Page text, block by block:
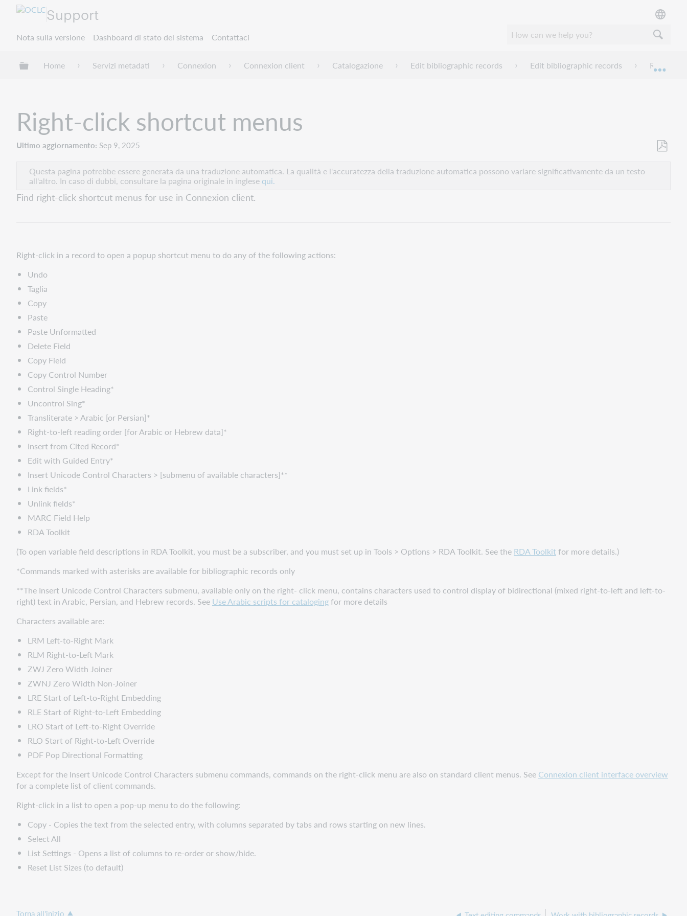
Support
Nota sulla versione Dashboard di stato del sistema Contattaci
Espandi/comprimi la gerarchia globale
Home Servizi metadati Connexion Connexion client Catalogazione Edit bibliographic records Edit bibliographic records Right-
Right-click shortcut menus
Ultimo aggiornamento Sep 9, 2025
Questa pagina potrebbe essere generata da una traduzione automatica. La qualità e l'accuratezza della traduzione automatica possono variare significativamente da un testo
all'altro. In caso di dubbi, consultare la pagina originale in inglese qui.
Find right-click shortcut menus for use in Connexion client.
Right-click in a record to open a popup shortcut menu to do any of the following actions:
Undo
Taglia
Copy
Paste
Paste Unformatted
Delete Field
Copy Field
Copy Control Number
Control Single Heading*
Uncontrol Sing*
Transliterate > Arabic [or Persian]*
Right-to-left reading order [for Arabic or Hebrew data]*
Insert from Cited Record*
Edit with Guided Entry*
Insert Unicode Control Characters > [submenu of available characters]**
Link fields*
Unlink fields*
MARC Field Help
RDA Toolkit
(To open variable field descriptions in RDA Toolkit, you must be a subscriber, and you must set up in Tools > Options > RDA Toolkit. See the RDA Toolkitfor more details.)
*Commands marked with asterisks are available for bibliographic records only
**The Insert Unicode Control Characters submenu, available only on the right- click menu, contains characters used to control display of bidirectional (mixed right-to-left and left-to-
right) text in Arabic, Persian, and Hebrew records. See Use Arabic scripts for catalogingfor more details
Characters available are:
LRM Left-to-Right Mark
RLM Right-to-Left Mark
ZWJ Zero Width Joiner
ZWNJ Zero Width Non-Joiner
LRE Start of Left-to-Right Embedding
RLE Start of Right-to-Left Embedding
LRO Start of Left-to-Right Override
RLO Start of Right-to-Left Override
PDF Pop Directional Formatting
Except for the Insert Unicode Control Characters submenu commands, commands on the right-click menu are also on standard client menus. See Connexion client interface overview
for a complete list of client commands.
Right-click in a list to open a pop-up menu to do the following:
Copy - Copies the text from the selected entry, with columns separated by tabs and rows starting on new lines.
Select All
List Settings - Opens a list of columns to re-order or show/hide.
Reset List Sizes (to default)
Torna all'inizio